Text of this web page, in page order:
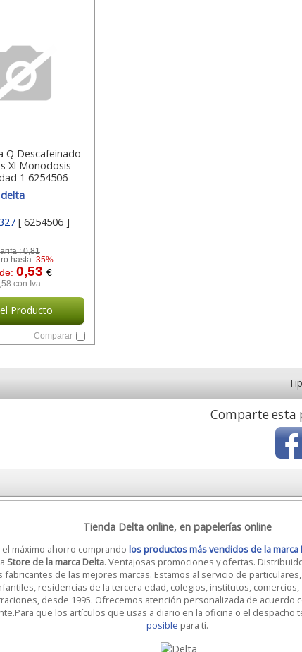
Q Descafeinado
Xl Monodosis
1 6254506
delta
[ 6254506 ]
:0,81
hasta: 35%
0,53€
con Iva
Producto
Comparar
Comparte esta
Tienda Delta online, en papelerías online
el máximo ahorro comprando los productos más vendidos de la marca
Store de la marca Delta. Ventajosas promociones y ofertas.
fabricantes de las mejores marcas. Estamos al servicio de
residencias de la tercera edad, colegios, institutos, comercios,
desde 1995. Ofrecemos atención personalizada de acuerdo
que los artículos que usas a diario en la oficina o el despacho
posible para tí.